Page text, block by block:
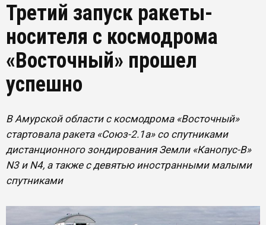
Третий запуск ракеты-
носителя с космодрома
«Восточный» прошел
успешно
В Амурской области с космодрома «Восточный»
стартовала ракета «Союз-2.1а» со спутниками
дистанционного зондирования Земли «Канопус-В»
N3 и N4, а также с девятью иностранными малыми
спутниками